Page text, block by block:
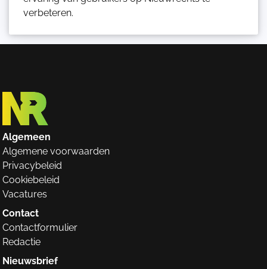
verbeteren.
Algemeen
Algemene voorwaarden
Privacybeleid
Cookiebeleid
Vacatures
Contact
Contactformulier
Redactie
Nieuwsbrief